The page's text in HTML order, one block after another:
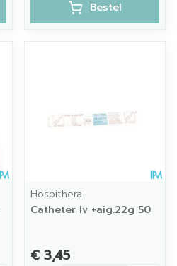
Bestel
Hospithera
Catheter Iv +aig.22g 50
€ 3,45